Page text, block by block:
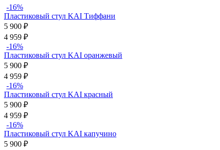
-16%
Пластиковый стул KAI Тиффани
5 900 ₽
4 959 ₽
-16%
Пластиковый стул KAI оранжевый
5 900 ₽
4 959 ₽
-16%
Пластиковый стул KAI красный
5 900 ₽
4 959 ₽
-16%
Пластиковый стул KAI капучино
5 900 ₽